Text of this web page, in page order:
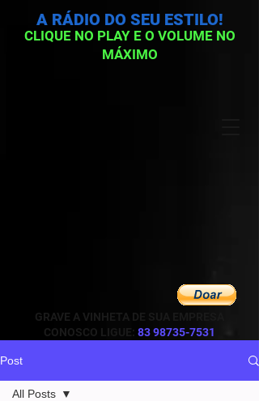
GRAVE A VINHETA DE SUA EMPRESA
CONOSCO LIGUE:
83 98735-7531
CLIQUE NO PLAY E O VOLUME NO
MÁXIMO
A RÁDIO DO SEU ESTILO!
Post
All Posts